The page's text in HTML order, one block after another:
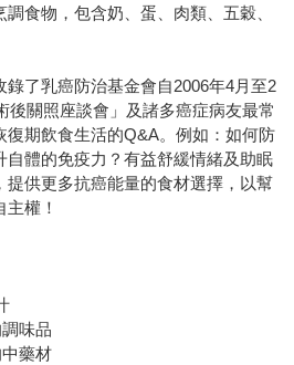
食物，包含奶、蛋、肉類、五穀、
了乳癌防治基金會自2006年4月至2
後關照座談會」及諸多癌症病友最常
復期飲食生活的Q&A。例如：如何防
自體的免疫力？有益舒緩情緒及助眠
提供更多抗癌能量的食材選擇，以幫
權！
味品
藥材